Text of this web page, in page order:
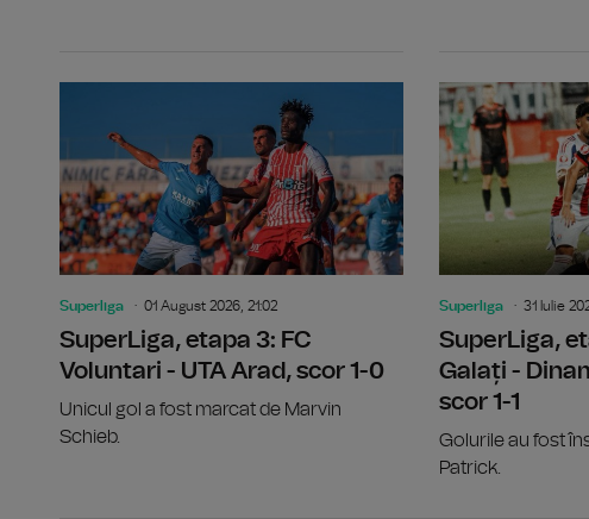
Superliga 01 August 2026, 21:02
SuperLiga, etapa 3: FC
Voluntari - UTA Arad, scor 1-0
Unicul gol a fost marcat de Marvin
Schieb.
Superliga 31 Iulie
SuperLiga,
Galați -
scor 1-1
Golurile au fost
Patrick.